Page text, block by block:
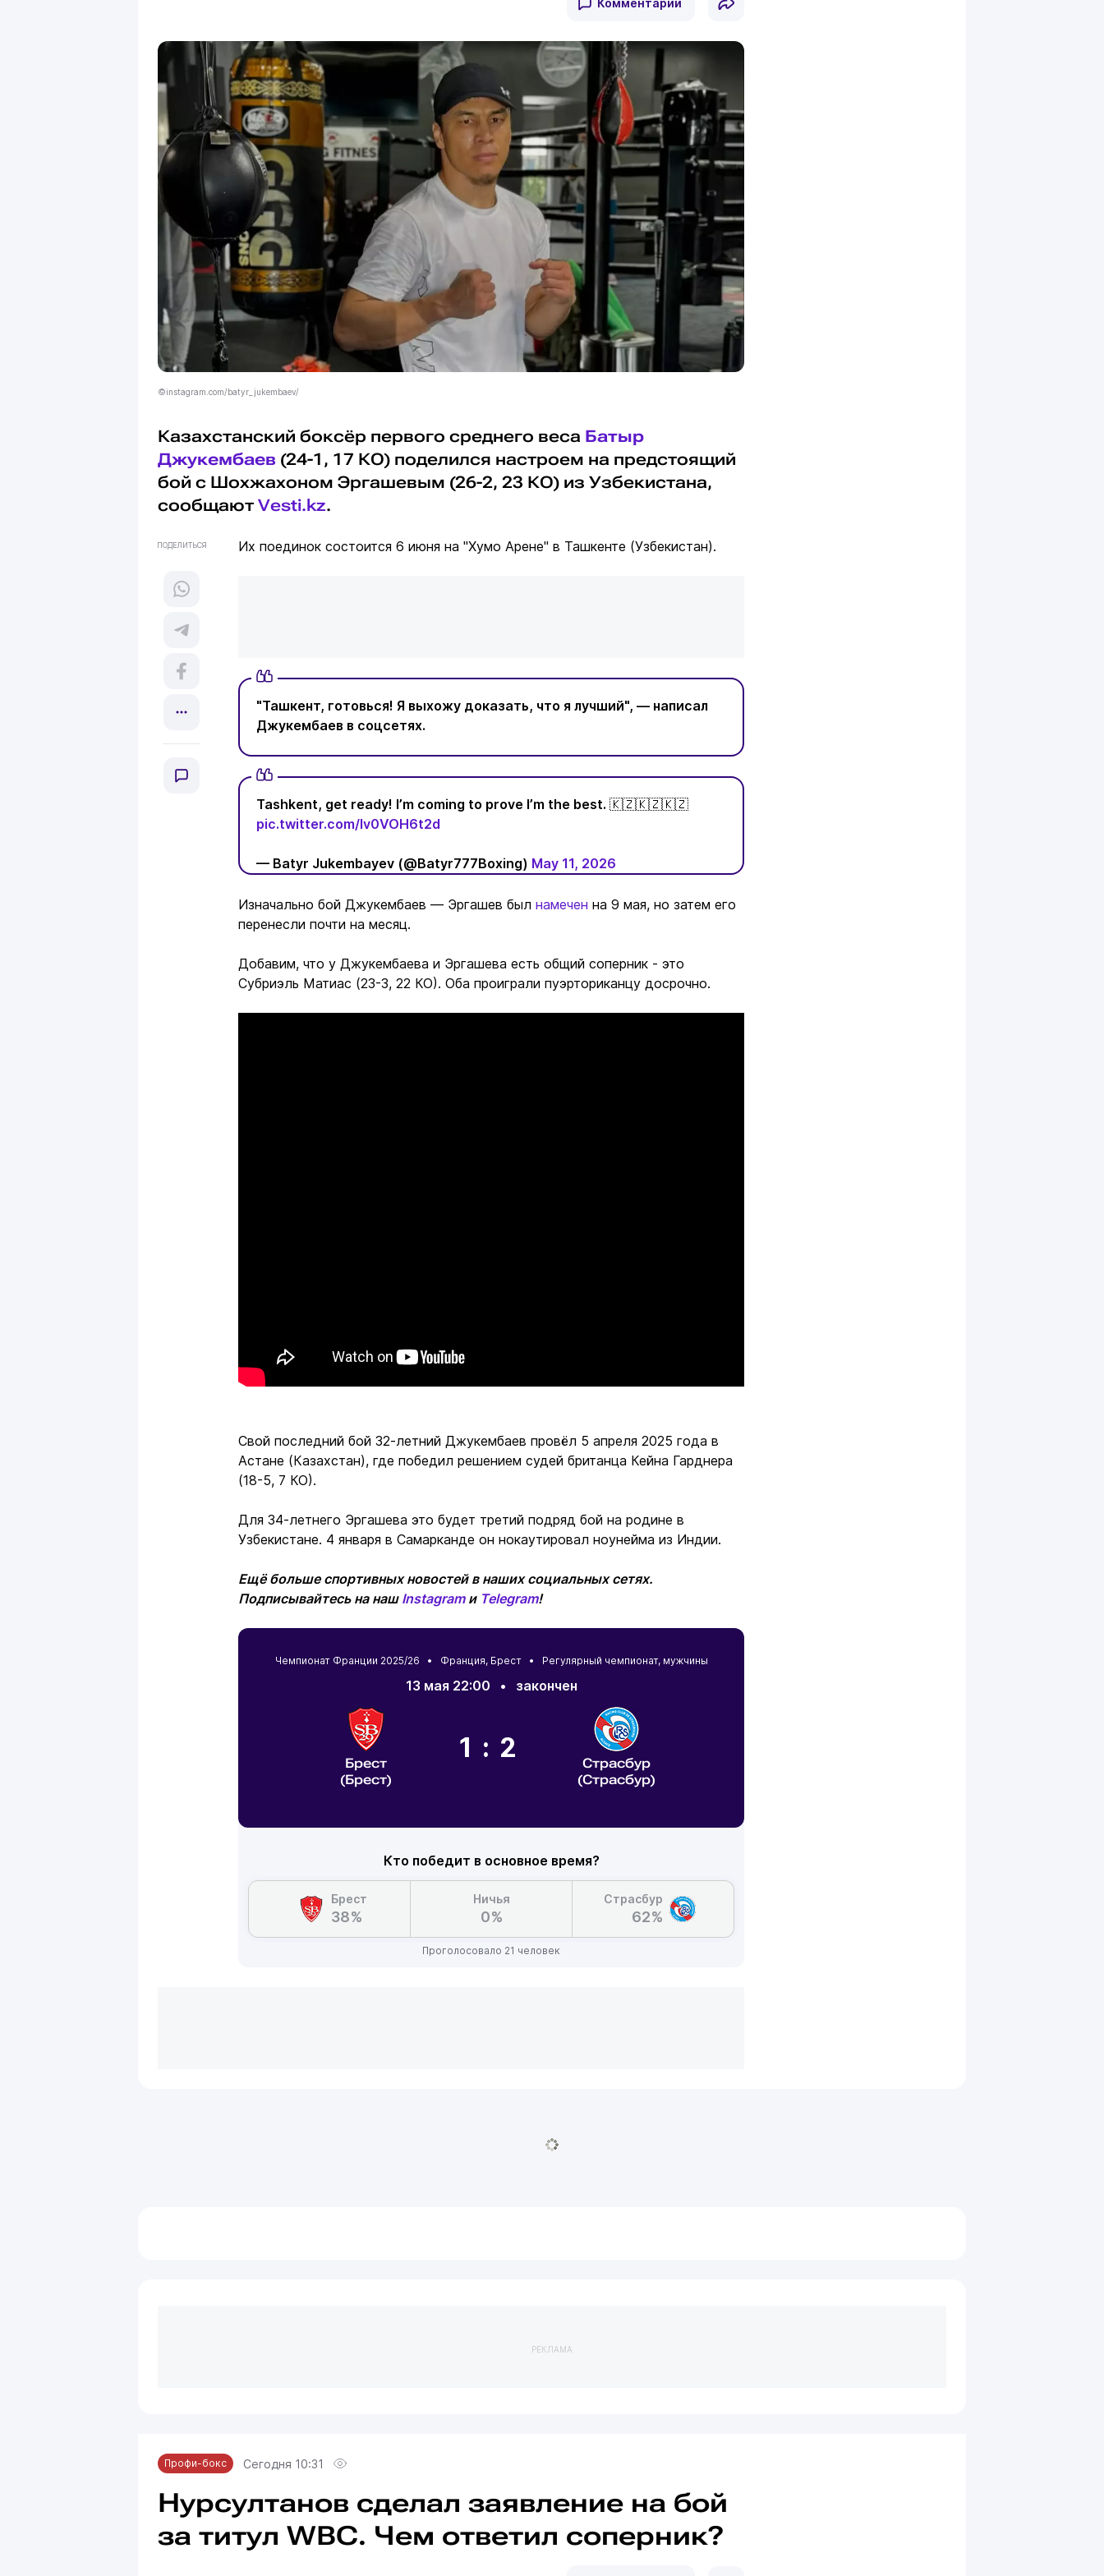
Комментарии
©instagram.com/batyr_jukembaev/
Казахстанский боксёр первого среднего веса Батыр
Джукембаев (24-1, 17 КО) поделился настроем на предстоящий
бой с Шохжахоном Эргашевым (26-2, 23 КО) из Узбекистана,
сообщают Vesti.kz.
ПОДЕЛИТЬСЯ Их поединок состоится 6 июня на "Хумо Арене" в Ташкенте (Узбекистан).
"Ташкент, готовься! Я выхожу доказать, что я лучший", — написал
Джукембаев в соцсетях.
Tashkent, get ready! I’m coming to prove I’m the best. 🇰🇿🇰🇿🇰🇿
pic.twitter.com/Iv0VOH6t2d
— Batyr Jukembayev (@Batyr777Boxing) May 11, 2026
Изначально бой Джукембаев — Эргашев был намечен на 9 мая, но затем его
перенесли почти на месяц.
Добавим, что у Джукембаева и Эргашева есть общий соперник - это
Субриэль Матиас (23-3, 22 КО). Оба проиграли пуэрториканцу досрочно.
Свой последний бой 32-летний Джукембаев провёл 5 апреля 2025 года в
Астане (Казахстан), где победил решением судей британца Кейна Гарднера
(18-5, 7 КО).
Для 34-летнего Эргашева это будет третий подряд бой на родине в
Узбекистане. 4 января в Самарканде он нокаутировал ноунейма из Индии.
Ещё больше спортивных новостей в наших социальных сетях.
Подписывайтесь на наш Instagramи Telegram!
Чемпионат Франции 2025/26 • Франция, Брест• Регулярный чемпионат, мужчины
13 мая 22:00 • закончен
Брест
(Брест)
1:2
Страсбур
(Страсбур)
Кто победит в основное время?
Брест
38%
Ничья
0%
Страсбур
62%
Проголосовало 21 человек
РЕКЛАМА
Профи-бокс Сегодня 10:31
Нурсултанов сделал заявление на бой
за титул WBC. Чем ответил соперник?